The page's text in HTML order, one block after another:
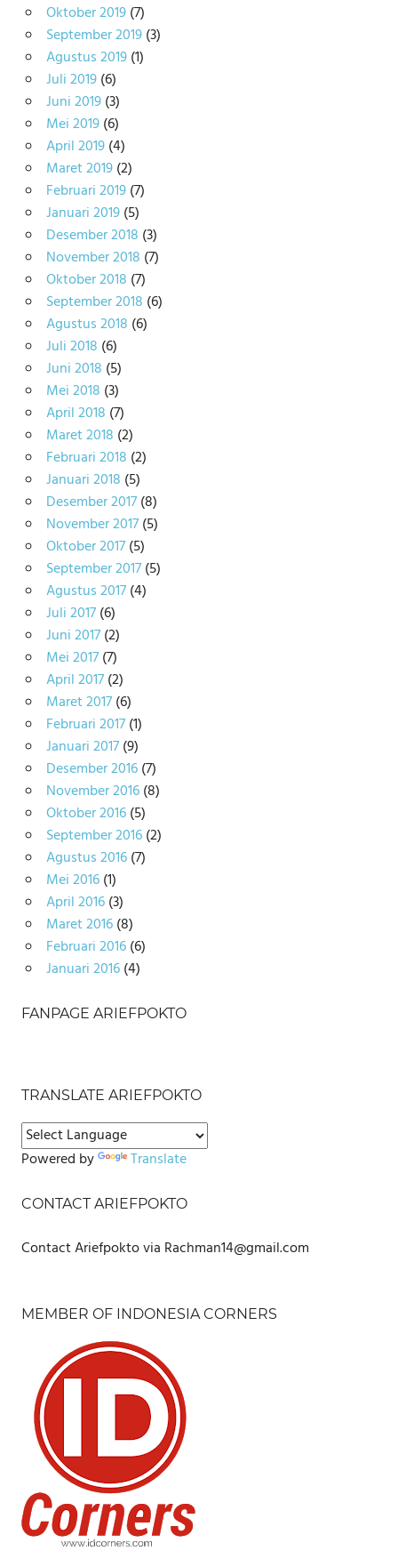
Oktober 2019(7)
September 2019(3)
Agustus 2019(1)
Juli 2019(6)
Juni 2019(3)
Mei 2019(6)
April 2019(4)
Maret 2019(2)
Februari 2019(7)
Januari 2019(5)
Desember 2018 (3)
November 2018 (7)
Oktober 2018 (7)
September 2018 (6)
Agustus 2018 (6)
Juli 2018 (6)
Juni 2018 (5)
Mei 2018 (3)
April 2018 (7)
Maret 2018 (2)
Februari 2018 (2)
Januari 2018 (5)
Desember 2017(8)
November 2017(5)
Oktober 2017(5)
September 2017(5)
Agustus 2017(4)
Juli 2017(6)
Juni 2017(2)
Mei 2017(7)
April 2017(2)
Maret 2017(6)
Februari 2017(1)
Januari 2017(9)
Desember 2016(7)
November 2016(8)
Oktober 2016(5)
September 2016(2)
Agustus 2016(7)
Mei 2016(1)
April 2016(3)
Maret 2016(8)
Februari 2016(6)
Januari 2016(4)
FANPAGE ARIEFPOKTO
TRANSLATE ARIEFPOKTO
Powered by Translate
CONTACT ARIEFPOKTO
Contact Ariefpokto via Rachman14@gmail.com
MEMBER OF INDONESIA CORNERS